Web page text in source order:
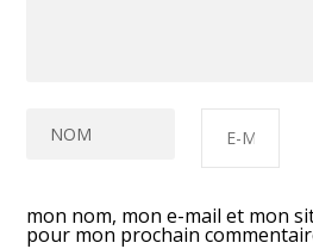
mon nom, mon e-mail et mon
pour mon prochain